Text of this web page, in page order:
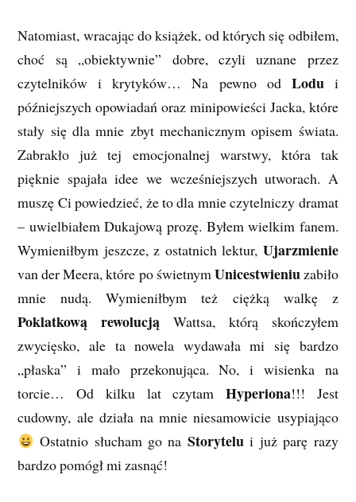
Natomiast, wracając do książek, od których się odbiłem,
choć są „obiektywnie” dobre, czyli uznane przez
czytelników i krytyków… Na pewno od Lodui
późniejszych opowiadań oraz minipowieści Jacka, które
stały się dla mnie zbyt mechanicznym opisem świata.
Zabrakło już tej emocjonalnej warstwy, która tak
pięknie spajała idee we wcześniejszych utworach. A
muszę Ci powiedzieć, że to dla mnie czytelniczy dramat
– uwielbiałem Dukajową prozę. Byłem wielkim fanem.
Wymieniłbym jeszcze, z ostatnich lektur, Ujarzmienie
van der Meera, które po świetnymUnicestwieniuzabiło
mnie nudą. Wymieniłbym też ciężką walkę z
Poklatkową rewolucją Wattsa, którą skończyłem
zwycięsko, ale ta nowela wydawała mi się bardzo
„płaska” i mało przekonująca. No, i wisienka na
torcie… Od kilku lat czytam Hyperiona!!! Jest
cudowny, ale działa na mnie niesamowicie usypiająco
Ostatnio słucham go na Storytelui już parę razy
bardzo pomógł mi zasnąć!